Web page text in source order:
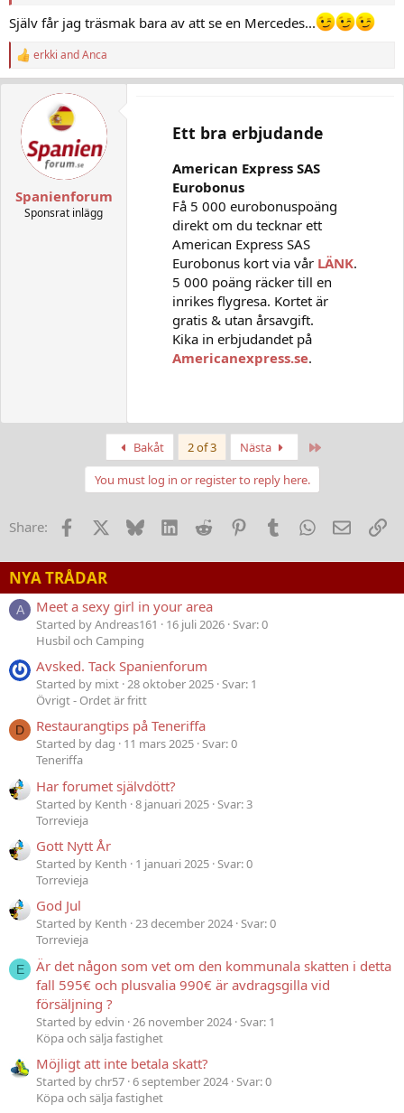
Själv får jag träsmak bara av att se en Mercedes...
R
e
o
:
erkki andAnca
Spanienforum
Sponsrat inlägg
Ett bra erbjudande
American Express SAS
Eurobonus
Få 5 000 eurobonuspoäng
direkt om du tecknar ett
American Express SAS
Eurobonus kort via vår LÄNK.
5 000 poäng räcker till en
inrikes flygresa. Kortet är
gratis & utan årsavgift.
Kika in erbjudandet på
Americanexpress.se.
Bakåt 2 of 3 Nästa
You must log in or register to reply here.
Share: Facebook Bluesky LinkedInReddit PinterestTumblrWhatsApp
E-post
NYA TRÅDAR
A Meet a sexy girl in your area
Started by Andreas161 16 juli 2026 Svar: 0
Husbil och Camping
Avsked. Tack Spanienforum
Started by mixt 28 oktober 2025 Svar: 1
Övrigt - Ordet är fritt
D Restaurangtips på Teneriffa
Started by dag 11 mars 2025 Svar: 0
Teneriffa
Har forumet självdött?
Started by Kenth 8 januari 2025 Svar: 3
Torrevieja
Gott Nytt År
Started by Kenth 1 januari 2025 Svar: 0
Torrevieja
God Jul
Started by Kenth 23 december 2024 Svar: 0
Torrevieja
E
Är det någon som vet om den kommunala skatten i detta
fall 595€ och plusvalia 990€ är avdragsgilla vid
försäljning ?
Started by edvin 26 november 2024 Svar: 1
Köpa och sälja fastighet
Möjligt att inte betala skatt?
Started by chr57 6 september 2024 Svar: 0
Köpa och sälja fastighet